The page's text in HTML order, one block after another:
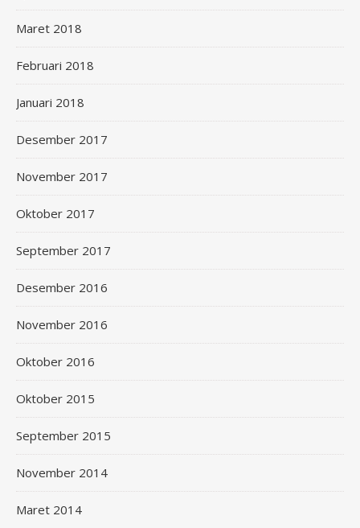
Maret 2018
Februari 2018
Januari 2018
Desember 2017
November 2017
Oktober 2017
September 2017
Desember 2016
November 2016
Oktober 2016
Oktober 2015
September 2015
November 2014
Maret 2014